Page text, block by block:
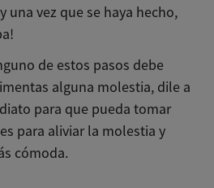
una vez que se haya hecho,
de estos pasos debe
alguna molestia, dile a
para que pueda tomar
para aliviar la molestia y
cómoda.